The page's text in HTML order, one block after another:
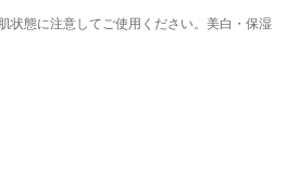
状態に注意してご使用ください。美白・保湿